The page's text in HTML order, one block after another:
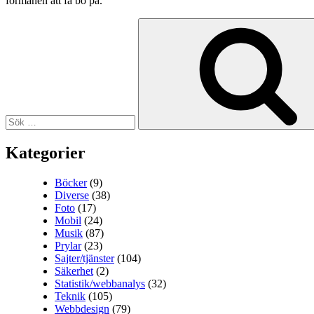
Kategorier
Böcker(9)
Diverse (38)
Foto (17)
Mobil (24)
Musik (87)
Prylar(23)
Sajter/tjänster(104)
Säkerhet (2)
Statistik/webbanalys (32)
Teknik (105)
Webbdesign (79)